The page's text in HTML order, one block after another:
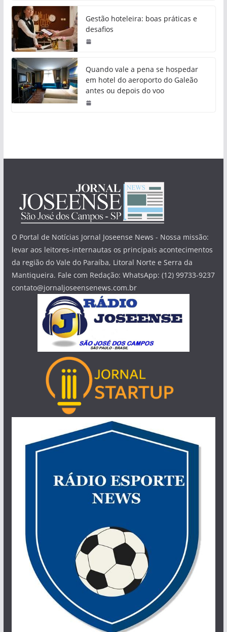
Gestão hoteleira: boas práticas e
desafios
Quando vale a pena se hospedar
em hotel do aeroporto do Galeão
antes ou depois do voo
O Portal de Notícias Jornal Joseense News - Nossa missão:
levar aos leitores-internautas os principais acontecimentos
da região do Vale do Paraíba, Litoral Norte e Serra da
Mantiqueira. Fale com Redação: WhatsApp: (12) 99733-9237
contato@jornaljoseensenews.com.br